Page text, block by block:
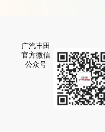
广汽丰田
官方微信
公众号